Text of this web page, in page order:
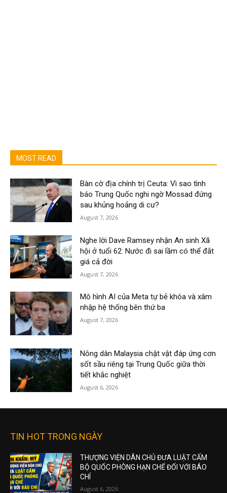
MOST READ
Bàn cờ địa chính trị Ceuta: Vì sao tình
báo Trung Quốc nghi ngờ Mossad đứng
sau khủng hoảng di cư?
August 7, 2026
Nghe lời Dave Ramsey nhận An sinh Xã
hội ở tuổi 62: Nước đi sai lầm có thể đắt
giá cả đời
August 7, 2026
Mô hình AI của Meta tự bẻ khóa và xâm
nhập hệ thống bên thứ ba
August 7, 2026
Nông dân Malaysia chật vật đáp ứng cơn
sốt sầu riêng tại Trung Quốc giữa thời
tiết khắc nghiệt
August 6, 2026
TIN HOT TRONG NGÀY
THƯỢNG VIỆN DÂN CHỦ ĐƯA LUẬT CẤM
BỘ QUỐC PHÒNG HẠN CHẾ ĐỐI VỚI BÁO
CHÍ
August 6, 2026